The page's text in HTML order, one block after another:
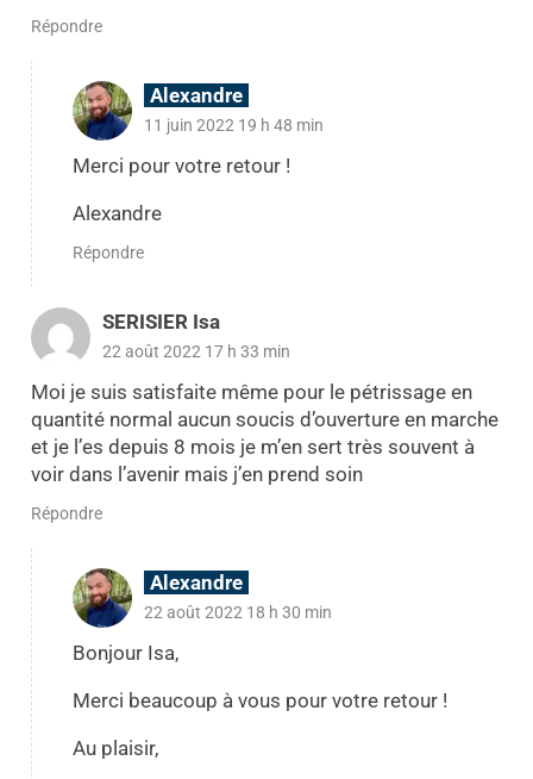
Répondre
Alexandre
11 juin 2022 19 h 48 min
Merci pour votre retour !
Alexandre
Répondre
SERISIER Isa
22 août 2022 17 h 33 min
Moi je suis satisfaite même pour le pétrissage en
quantité normal aucun soucis d’ouverture en marche
et je l’es depuis 8 mois je m’en sert très souvent à
voir dans l’avenir mais j’en prend soin
Répondre
Alexandre
22 août 2022 18 h 30 min
Bonjour Isa,
Merci beaucoup à vous pour votre retour !
Au plaisir,